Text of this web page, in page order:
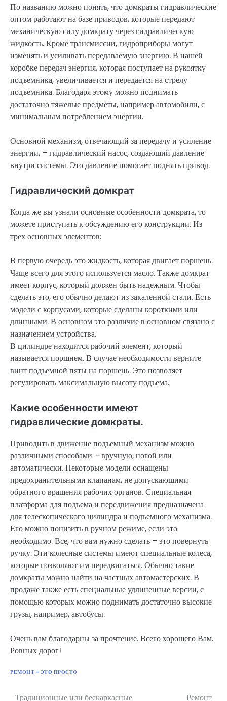
По названию можно понять, что домкраты гидравлические
оптом работают на базе приводов, которые передают
механическую силу домкрату через гидравлическую
жидкость. Кроме трансмиссии, гидроприборы могут
изменять и усиливать передаваемую энергию. В нашей
коробке передач энергия, которая поступает на рукоятку
подъемника, увеличивается и передается на стрелу
подъемника. Благодаря этому можно поднимать
достаточно тяжелые предметы, например автомобили, с
минимальным потреблением энергии.
Основной механизм, отвечающий за передачу и усиление
энергии, – гидравлический насос, создающий давление
внутри системы. Это давление помогает поднять привод.
Гидравлический домкрат
Когда же вы узнали основные особенности домкрата, то
можете приступать к обсуждению его конструкции. Из
трех основных элементов:
В первую очередь это жидкость, которая двигает поршень.
Чаще всего для этого используется масло. Также домкрат
имеет корпус, который должен быть надежным. Чтобы
сделать это, его обычно делают из закаленной стали. Есть
модели с корпусами, которые сделаны короткими или
длинными. В основном это различие в основном связано с
назначением устройства.
В цилиндре находится рабочий элемент, который
называется поршнем. В случае необходимости верните
винт подъемной пяты на поршень. Это позволяет
регулировать максимальную высоту подъема.
Какие особенности имеют
гидравлические домкраты.
Приводить в движение подъемный механизм можно
различными способами – вручную, ногой или
автоматически. Некоторые модели оснащены
предохранительными клапанам, не допускающими
обратного вращения рабочих органов. Специальная
платформа для подъема и передвижения предназначена
для телескопического цилиндра и подъемного механизма.
Его можно понизить в ручном режиме, если это
необходимо. Все, что вам нужно сделать – это повернуть
ручку. Эти колесные системы имеют специальные колеса,
которые позволяют им передвигаться. Обычно такие
домкраты можно найти на частных автомастерских. В
продаже также есть специальные удлиненные версии, с
помощью которых можно поднимать достаточно высокие
грузы, например, автобусы.
Очень вам благодарны за прочтение. Всего хорошего Вам.
Ровных дорог!
РЕМОНТ - ЭТО ПРОСТО
Традиционные или бескаркасные Ремонт